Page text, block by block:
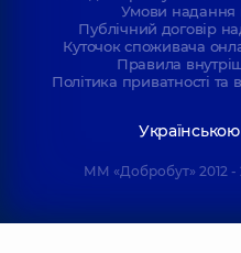
Умови надання
Публічний договір
Куточок споживача
Правила
Політика приватності
ММ «Добробут» 2012 -